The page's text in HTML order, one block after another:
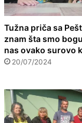
Tužna priča sa
znam šta smo
nas ovako surovo
20/07/2024